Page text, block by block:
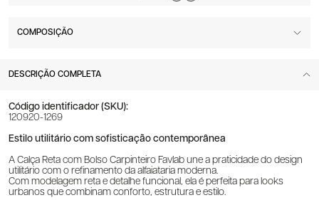
COMPOSIÇÃO
DESCRIÇÃO COMPLETA
Código identificador (SKU):
120920-1269
Estilo utilitário com sofisticação contemporânea
A Calça Reta com Bolso Carpinteiro Favlab une a praticidade do design
utilitário com o refinamento da alfaiataria moderna.
Com modelagem reta e detalhe funcional, ela é perfeita para looks
urbanos que combinam conforto, estrutura e estilo.